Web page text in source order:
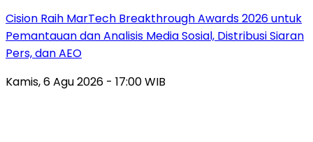
Cision Raih MarTech Breakthrough Awards 2026 untuk
Pemantauan dan Analisis Media Sosial, Distribusi Siaran
Pers, dan AEO
Kamis, 6 Agu 2026 - 17:00 WIB